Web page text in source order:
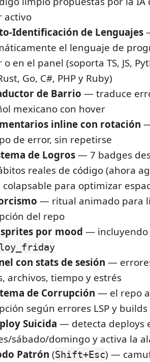
activo
Identificación de Lenguajes
el lenguaje de
en el panel (soporta TS, JS,
Go, C#, PHP y Ruby)
de Barrio — traduce
mexicano con hover
inline con rotación
de error, sin repetirse
de Logros— 7 badges
reales de código (ahora
colapsable para optimizar
— ritual animado para
del repo
por mood — incluyendo
con stats de sesión —
archivos, tiempo y estrés
de Corrupción — el repo
según errores LSP y
Suicida — detecta deploys
sábado/domingo y activa la
Patrón (Shift+Esc) —